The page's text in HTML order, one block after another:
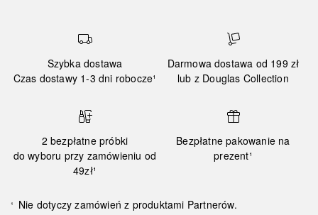
Szybka dostawa
Czas dostawy 1-3 dni robocze¹
Darmowa dostawa od 199 zł
lub z Douglas Collection
2 bezpłatne próbki
do wyboru przy zamówieniu od
49zł¹
Bezpłatne pakowanie na
prezent¹
¹ Nie dotyczy zamówień z produktami Partnerów.